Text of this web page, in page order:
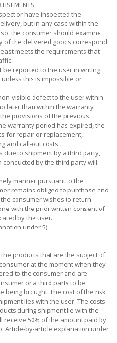
or have inspected the
but in any case within the
the consumer should examine
of the delivered goods correspond
meets the requirements that
be reported to the user in writing
this is impossible or
visible defect to the user within
later than within the warranty
provisions of the previous
warranty period has expired, the
for repair or replacement,
and call-out costs.
due to shipment by a third party,
by the third party will
manner pursuant to the
remains obliged to purchase and
consumer wishes to return
with the prior written consent of
by the user.
under 5).
products that are the subject of
at the moment when they
to the consumer and are
or a third party to be
being brought. The cost of the risk
lies with the user. The costs
during shipment lie with the
receive 50% of the amount paid by
Article-by-article explanation under